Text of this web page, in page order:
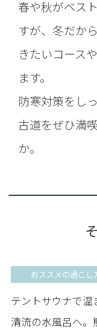
春や秋がベス
すが、冬だか
きたいコース
ます。
防寒対策をし
古道をぜひ満
か。
おススメの過ごし
テントサウナで温
清流の水風呂へ。